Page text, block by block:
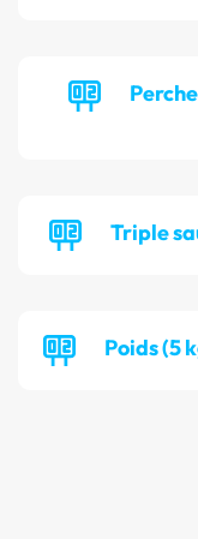
Triple
Poids (5